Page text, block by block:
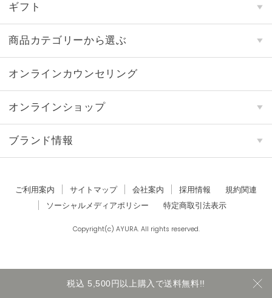
ギフト
商品カテゴリーから選ぶ
オンラインカウンセリング
オンラインショップ
ブランド情報
ご利用案内 サイトマップ 会社案内 採用情報
規約関連
ソーシャルメディアポリシー
特定商取引法表示
Copyright(c) AYURA. All rights reserved.
税込 5,500円以上購入で送料無料!!